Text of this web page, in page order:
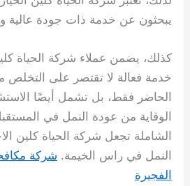
يبحثون عن خدمة ذات جودة عالية
كذلك، يضمن عملاء شركة الحياة
خدمة فعالة لا تقتصر على
الحاضر فقط، بل تشمل أيضًا
الوقاية من عودة النمل في
الشاملة تجعل شركة الحياة كلين
النمل في راس الخيمة. شركة
الفجيرة